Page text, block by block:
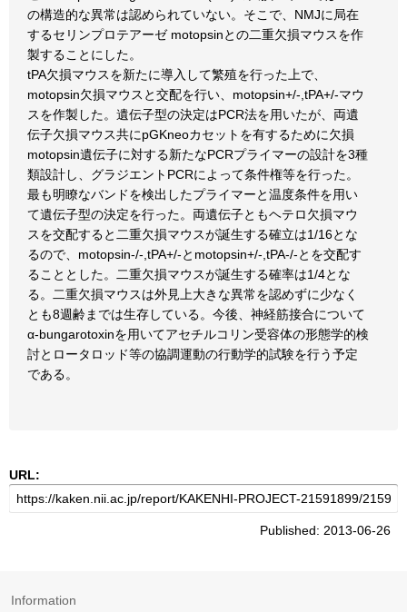
の構造的な異常は認められていない。そこで、NMJに局在
するセリンプロテアーゼ motopsinとの二重欠損マウスを作
製することにした。
tPA欠損マウスを新たに導入して繁殖を行った上で、
motopsin欠損マウスと交配を行い、motopsin+/-,tPA+/-マウ
スを作製した。遺伝子型の決定はPCR法を用いたが、両遺
伝子欠損マウス共にpGKneoカセットを有するために欠損
motopsin遺伝子に対する新たなPCRプライマーの設計を3種
類設計し、グラジエントPCRによって条件権等を行った。
最も明瞭なバンドを検出したプライマーと温度条件を用い
て遺伝子型の決定を行った。両遺伝子ともヘテロ欠損マウ
スを交配すると二重欠損マウスが誕生する確立は1/16とな
るので、motopsin-/-,tPA+/-とmotopsin+/-,tPA-/-とを交配す
ることとした。二重欠損マウスが誕生する確率は1/4とな
る。二重欠損マウスは外見上大きな異常を認めずに少なく
とも8週齢までは生存している。今後、神経筋接合について
α-bungarotoxinを用いてアセチルコリン受容体の形態学的検
討とロータロッド等の協調運動の行動学的試験を行う予定
である。
URL:
Published: 2013-06-26
Information